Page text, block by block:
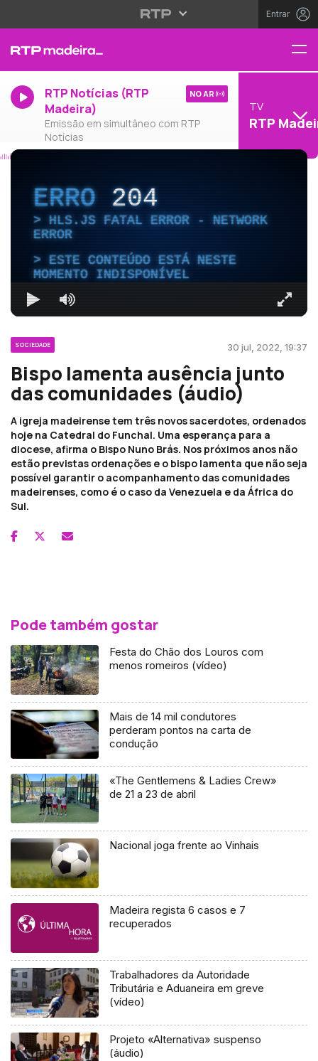
Entrar
RTP Notícias (RTP
Madeira)
Emissão em simultâneo com RTP
Notícias
NO AR
TV
RTP
ERRO204
HLS.JS FATAL ERROR - NETWORK
ERROR
ESTE CONTEÚDO ESTÁ NESTE
MOMENTO INDISPONÍVEL
SOCIEDADE 30 jul, 2022, 19:37
Bispo lamenta ausência junto
das comunidades (áudio)
A igreja madeirense tem três novos sacerdotes, ordenados
hoje na Catedral do Funchal. Uma esperança para a
diocese, afirma o Bispo Nuno Brás. Nos próximos anos não
estão previstas ordenações e o bispo lamenta que não seja
possível garantir o acompanhamento das comunidades
madeirenses, como é o caso da Venezuela e da África do
Sul.
Pode também gostar
Festa do Chão dos Louros com
menos romeiros (vídeo)
Mais de 14 mil condutores
perderam pontos na carta de
condução
«The Gentlemens & Ladies Crew»
de 21 a 23 de abril
Nacional joga frente ao Vinhais
Madeira regista 6 casos e 7
recuperados
Trabalhadores da Autoridade
Tributária e Aduaneira em greve
(vídeo)
Projeto «Alternativa» suspenso
(áudio)